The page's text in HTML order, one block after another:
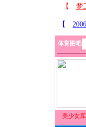
体育图吧
美少女